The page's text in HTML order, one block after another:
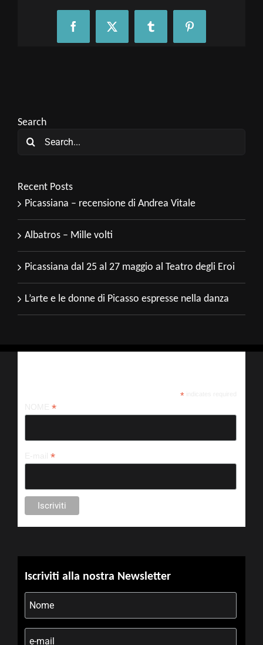
FacebookX Tumblr Pinterest
Search
Search
Recent Posts
Picassiana – recensione di Andrea Vitale
Albatros – Mille volti
Picassiana dal 25 al 27 maggio al Teatro degli Eroi
L’arte e le donne di Picasso espresse nella danza
*indicates required
*
*
Iscriviti alla nostra Newsletter